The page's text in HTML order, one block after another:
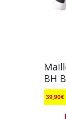
BH
39,90€